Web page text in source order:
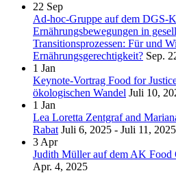
22 Sep
Ad-hoc-Gruppe auf dem DGS-
Ernährungsbewegungen in
Transitionsprozessen: Für und
Ernährungsgerechtigkeit? Sep.
1 Jan
Keynote-Vortrag Food for
ökologischen Wandel Juli 10,
1 Jan
Lea Loretta Zentgraf and
Rabat Juli 6, 2025 - Juli 11, 2025
3 Apr
Judith Müller auf dem AK Food
Apr. 4, 2025